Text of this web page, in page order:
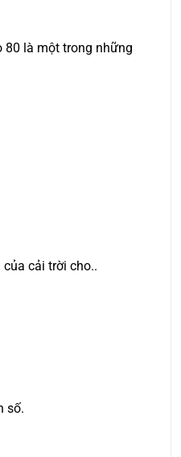
80 là một trong những
cải trời cho..
số.